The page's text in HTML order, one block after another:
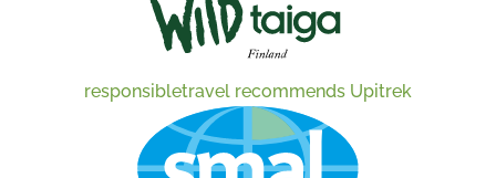
responsibletravel recommends Upitrek